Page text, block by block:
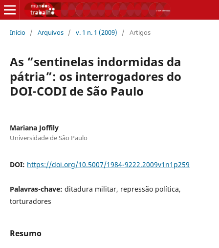
Início / Arquivos / v. 1 n. 1 (2009) / Artigos
As “sentinelas indormidas da
pátria”: os interrogadores do
DOI-CODI de São Paulo
Mariana Joffily
Universidade de São Paulo
DOI: https://doi.org/10.5007/1984-9222.2009v1n1p259
Palavras-chave: ditadura militar, repressão política,
torturadores
Resumo